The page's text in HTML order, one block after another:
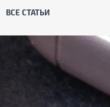
ВСЕ СТАТЬИ